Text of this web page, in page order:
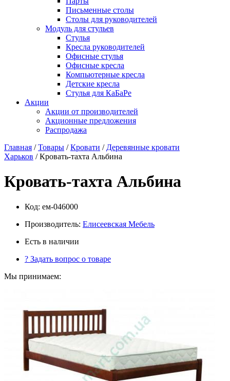
Письменные столы
Столы для руководителей
Модуль для стульев
Стулья
Кресла руководителей
Офисные стулья
Офисные кресла
Компьютерные кресла
Детские кресла
Стулья для КаБаРе
Акции
Акции от производителей
Акционные предложения
Распродажа
Главная /Товары /Кровати / Деревянные кровати
Харьков / Кровать-тахта Альбина
Кровать-тахта Альбина
Код: ем-046000
Производитель: Елисеевская Мебель
Есть в наличии
? Задать вопрос о товаре
Мы принимаем: